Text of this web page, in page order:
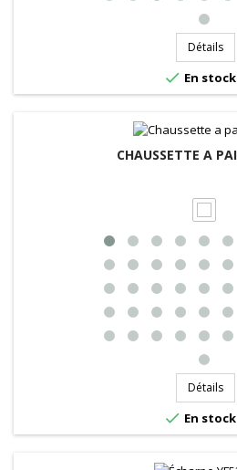
Détails
 En stock
CHAUSSETTE A
Détails
 En stock